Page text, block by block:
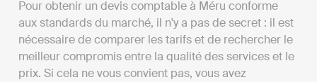
Pour obtenir un devis comptable à Méru conforme
aux standards du marché, il n'y a pas de secret : il est
nécessaire de comparer les tarifs et de rechercher le
meilleur compromis entre la qualité des services et le
prix. Si cela ne vous convient pas, vous avez